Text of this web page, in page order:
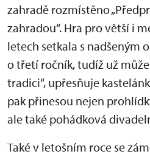
zahradě rozmístěno
zahradou“. Hra pro větší i
letech setkala s nadšeným
o třetí ročník, tudíž už
tradici“, upřesňuje
pak přinesou nejen
ale také pohádková
Také v letošním roce se